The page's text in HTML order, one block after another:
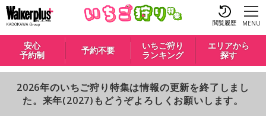
閲覧履歴 MENU
安心
予約制
予約不要
いちご狩り
ランキング
エリアから
探す
2026年のいちご狩り特集は情報の更新を終了しまし
た。来年(2027)もどうぞよろしくお願いします。